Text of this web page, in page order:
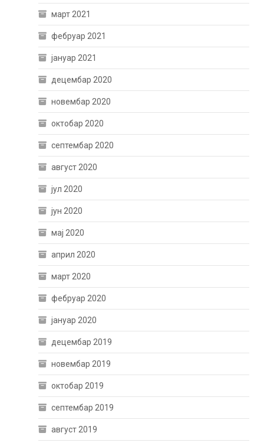
март 2021
фебруар 2021
јануар 2021
децембар 2020
новембар 2020
октобар 2020
септембар 2020
август 2020
јул 2020
јун 2020
мај 2020
април 2020
март 2020
фебруар 2020
јануар 2020
децембар 2019
новембар 2019
октобар 2019
септембар 2019
август 2019